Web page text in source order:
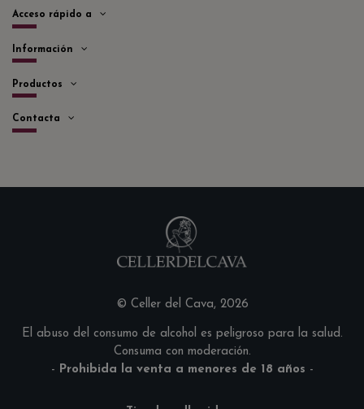
Acceso rápido a
Información
Productos
Contacta
© Celler del Cava, 2026
El abuso del consumo de alcohol es peligroso para la salud.
Consuma con moderación.
- Prohibida la venta a menores de 18 años -